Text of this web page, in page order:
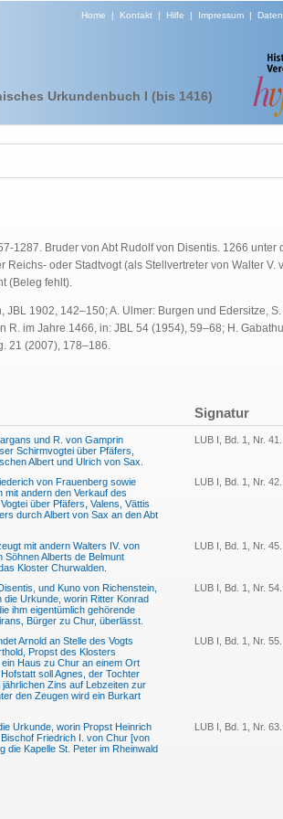
Home | Kontakt| Hilfe | Impressum|
Urkundenbuch I (bis 1416)
1287. Bruder von Abt Rudolf von Disentis. 1266 unter
oder Stadtvogt (als Stellvertreter von Walter V.
(Beleg fehlt).
JBL 1902, 142–150; A. Ulmer: Burgen und Edersitze,
R. im Jahre 1466, in: JBL 54 (1954), 59–68; H.
21 (2007), 178–186.
Signatur
und R. von Gamprin
Schirmvogtei über Pfäfers,
Albert und Ulrich von Sax.
LUB I, Bd. 1, Nr. 41.
von Frauenberg sowie
mit andern den Verkauf des
über Pfäfers, Valens, Vättis
durch Albert von Sax an den Abt
LUB I, Bd. 1, Nr. 42.
mit andern Walters IV. von
Söhnen Alberts de Belmunt
Kloster Churwalden.
LUB I, Bd. 1, Nr. 45.
und Kuno von Richenstein,
Urkunde, worin Ritter Konrad
ihm eigentümlich gehörende
Bürger zu Chur, überlässt.
LUB I, Bd. 1, Nr. 54.
Arnold an Stelle des Vogts
Propst des Klosters
Haus zu Chur an einem Ort
soll Agnes, der Tochter
Zins auf Lebzeiten zur
den Zeugen wird ein Burkart
LUB I, Bd. 1, Nr. 55.
Urkunde, worin Propst Heinrich
Friedrich I. von Chur [von
die Kapelle St. Peter im Rheinwald
LUB I, Bd. 1, Nr.